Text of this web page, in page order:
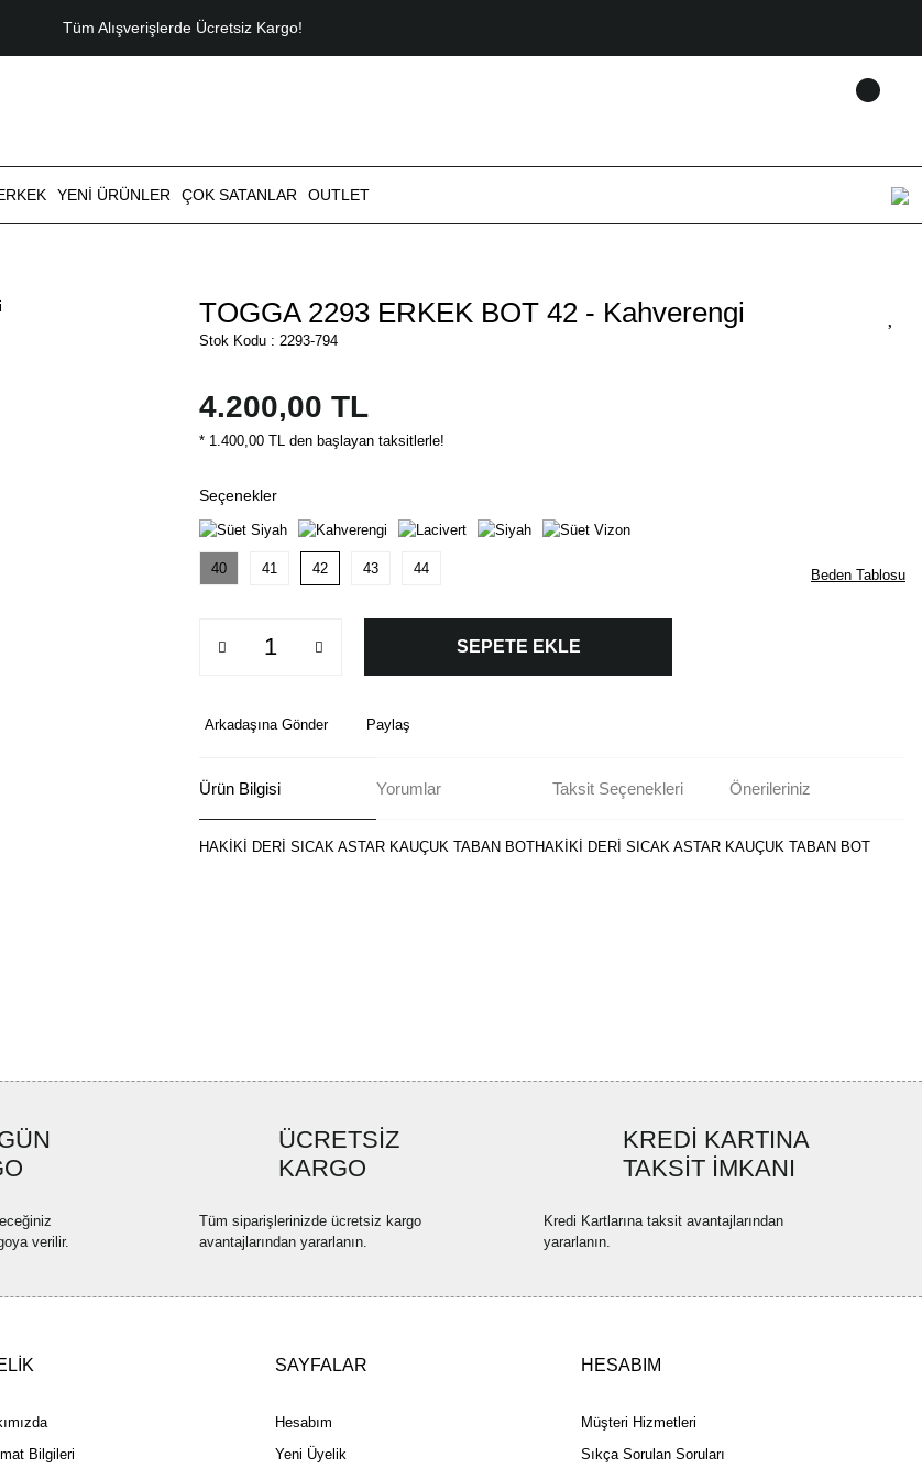
Tüm Alışverişlerde Ücretsiz Kargo!
YENİ ÜRÜNLER ÇOK SATANLAR OUTLET
TOGGA 2293 ERKEK BOT 42 - Kahverengi
Stok Kodu : 2293-794
4.200,00 TL
* 1.400,00 TL den başlayan taksitlerle!
Seçenekler
40 41 42 43 44 Beden Tablosu
SEPETE EKLE
Arkadaşına Gönder Paylaş
Ürün Bilgisi Yorumlar Taksit Seçenekleri Önerileriniz
HAKİKİ DERİ SICAK ASTAR KAUÇUK TABAN BOTHAKİKİ DERİ SICAK ASTAR KAUÇUK TABAN BOT
Bu ürüne benzer farklı alternatifler olmalı.
verilir.
ÜCRETSİZ
KARGO
Tüm siparişlerinizde ücretsiz kargo
avantajlarından yararlanın.
KREDİ KARTINA
TAKSİT İMKANI
Kredi Kartlarına taksit avantajlarından
yararlanın.
Bilgileri
SAYFALAR
Hesabım
Yeni Üyelik
HESABIM
Müşteri Hizmetleri
Sıkça Sorulan Soruları